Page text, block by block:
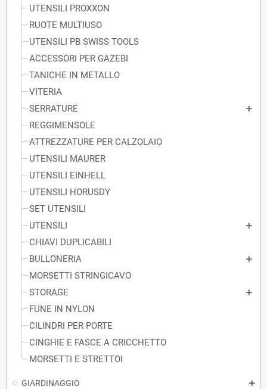
UTENSILI PROXXON
RUOTE MULTIUSO
UTENSILI PB SWISS TOOLS
ACCESSORI PER GAZEBI
TANICHE IN METALLO
VITERIA
SERRATURE
REGGIMENSOLE
ATTREZZATURE PER CALZOLAIO
UTENSILI MAURER
UTENSILI EINHELL
UTENSILI HORUSDY
SET UTENSILI
UTENSILI
CHIAVI DUPLICABILI
BULLONERIA
MORSETTI STRINGICAVO
STORAGE
FUNE IN NYLON
CILINDRI PER PORTE
CINGHIE E FASCE A CRICCHETTO
MORSETTI E STRETTOI
GIARDINAGGIO